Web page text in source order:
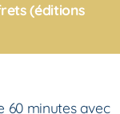
(éditions
60 minutes avec